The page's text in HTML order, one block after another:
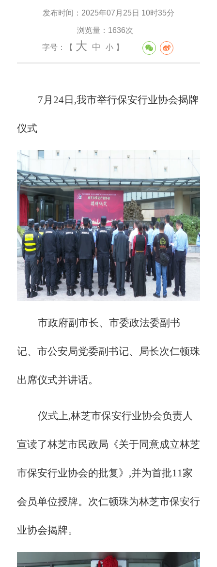
发布时间： 2025年07月25日 10时35分
浏览量： 1636次
字号：【 大 中 小 】
7月24日,我市举行保安行业协会揭牌
仪式
市政府副市长、市委政法委副书
记、市公安局党委副书记、局长次仁顿珠
出席仪式并讲话。
仪式上,林芝市保安行业协会负责人
宣读了林芝市民政局《关于同意成立林芝
市保安行业协会的批复》,并为首批11家
会员单位授牌。次仁顿珠为林芝市保安行
业协会揭牌。